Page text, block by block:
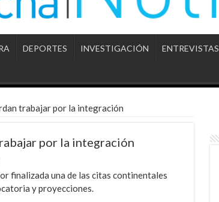
DEPORTES INVESTIGACIÓN ENTREVISTAS
trabajar por la integración
por la integración
finalizada una de las citas continentales
y proyecciones.